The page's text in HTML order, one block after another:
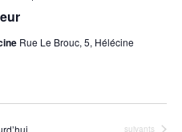
Rue Le Brouc, 5, Hélécine
Évènements
suivants